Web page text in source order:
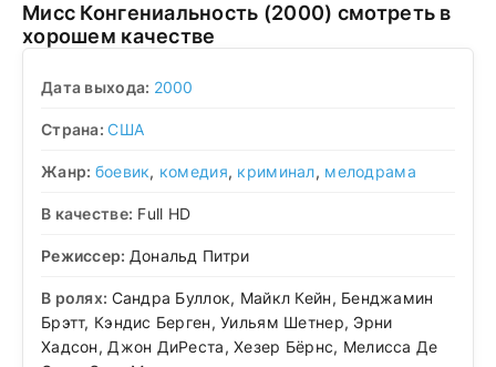
Мисс Конгениальность (2000) смотреть в
хорошем качестве
Дата выхода: 2000
Страна:США
Жанр: боевик, комедия, криминал, мелодрама
В качестве: Full HD
Режиссер: Дональд Питри
В ролях: Сандра Буллок, Майкл Кейн, Бенджамин
Брэтт, Кэндис Берген, Уильям Шетнер, Эрни
Хадсон, Джон ДиРеста, Хезер Бёрнс, Мелисса Де